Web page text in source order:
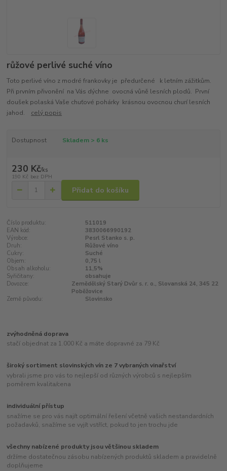
růžové perlivé suché víno
Toto perlivé víno z modré frankovky je předurčené k letním zážitkům.
Při prvním přivonění na Vás dýchne ovocná vůně lesních plodů. První
doušek polaská Vaše chuťové pohárky krásnou ovocnou churí lesních
jahod. celý popis
Dostupnost Skladem > 6 ks
230 Kč/ks
190 Kč bez DPH
Přidat do košíku
Číslo produktu:
511019
EAN kód:
3830066990192
Výrobce:
Pesrl Stanko s. p.
Druh:
Růžové víno
Cukry:
Suché
Objem:
0,75 l
Obsah alkoholu:
11,5%
Syřičitany:
obsahuje
Dovozce:
Zemědělský Starý Dvůr s. r. o., Slovanská 24, 345 22
Poběžovice
Země původu:
Slovinsko
zvýhodněná doprava
stačí objednat za 1.000 Kč a máte dopravné za 79 Kč
široký sortiment slovinských vín ze 7 vybraných vinařství
vybrali jsme pro vás to nejlepší od různých výrobců s nejlepším
poměrem kvalita/cena
individuální přístup
snažíme se pro vás najít optimální řešení včetně vašich nestandardních
požadavků, snažíme se vyjít vstříct, pokud to jen trochu jde
všechny nabízené produkty jsou většinou skladem
držíme dostatečnou zásobu nabízených produktů skladem a pravidelně
doplňujeme